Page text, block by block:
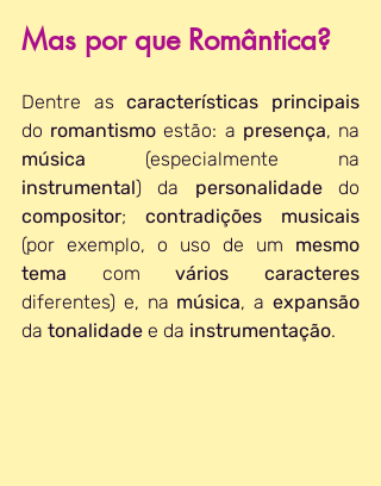
Mas por que Romântica?
Dentre as características principais
do romantismo estão: a presença
música
instrumental) da personalidade
compositor; contradições musicais
(por exemplo, o uso de um mesmo
tema com vários caracteres
diferentes) e, na música, a
da tonalidade e da instrumentação.